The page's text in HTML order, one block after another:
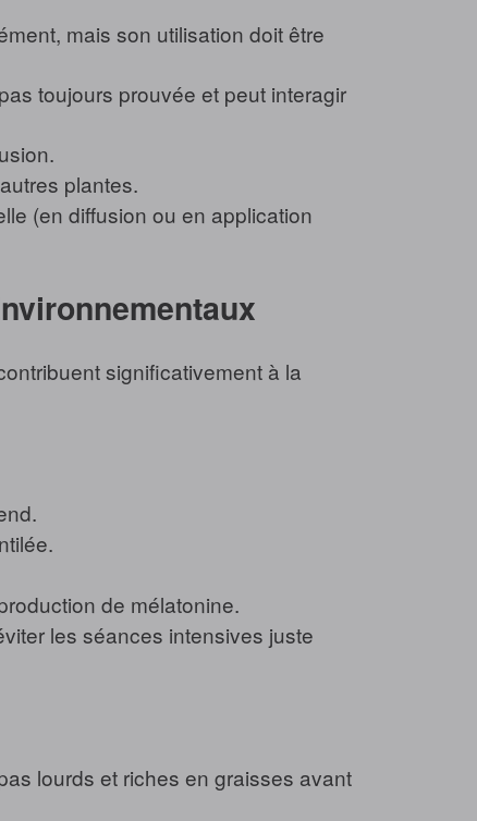
mais son utilisation doit être
toujours prouvée et peut interagir
plantes.
(en diffusion ou en application
significativement à la
de mélatonine.
les séances intensives juste
lourds et riches en graisses avant